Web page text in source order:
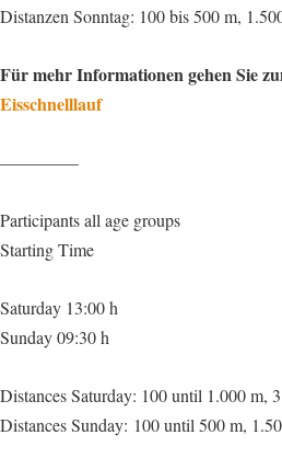
Distanzen Sonntag: 100 bis 500 m,
Für mehr Informationen gehen Sie
Eisschnelllauf
————–
Participants all age groups
Starting Time
Saturday 13:00 h
Sunday 09:30 h
Distances Saturday: 100 until 1.000 m,
Distances Sunday: 100 until 500 m,